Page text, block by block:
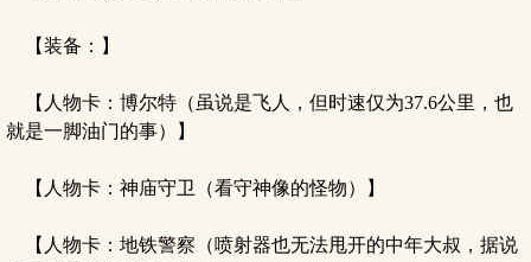
【装备：】
【人物卡：博尔特（虽说是飞人，但时速仅为37.6公里，也
就是一脚油门的事）】
【人物卡：神庙守卫（看守神像的怪物）】
【人物卡：地铁警察（喷射器也无法甩开的中年大叔，据说